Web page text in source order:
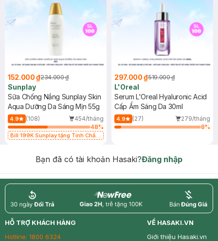
152.000 ₫234.000 ₫
Sunplay
Sữa Chống Nắng Sunplay Skin
Aqua Dưỡng Da Sáng Mịn 55g
4.9 (108)
454/tháng
48%
Bill 199K Sunplay tặng Tinh Chất
297.000 ₫519.000 ₫
L'Oreal
Serum L'Oreal Hyaluronic Acid
Cấp Ẩm Sáng Da 30ml
4.9 (27)
279/tháng
8%
Bạn đã có tài khoản Hasaki?Đăng nhập
return nowfree price
HỖ TRỢ KHÁCH HÀNG
Hotline: 1800 6324
VỀ HASAKI.VN
Giới thiệu Hasaki.vn